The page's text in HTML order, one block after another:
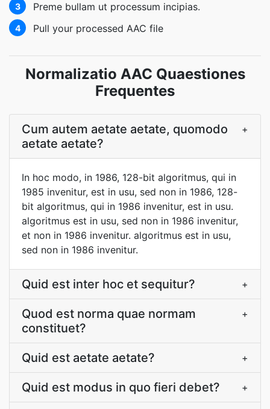
3 Preme bullam ut processum incipias.
4 Pull your processed AAC file
Normalizatio AAC Quaestiones
Frequentes
Cum autem aetate aetate, quomodo
aetate aetate?
+
In hoc modo, in 1986, 128-bit algoritmus, qui in
1985 invenitur, est in usu, sed non in 1986, 128-
bit algoritmus, qui in 1986 invenitur, est in usu.
algoritmus est in usu, sed non in 1986 invenitur,
et non in 1986 invenitur. algoritmus est in usu,
sed non in 1986 invenitur.
Quid est inter hoc et sequitur? +
Quod est norma quae normam
constituet?
+
Quid est aetate aetate? +
Quid est modus in quo fieri debet? +